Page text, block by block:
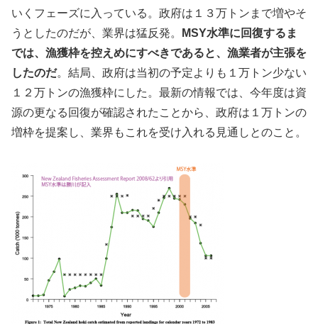
いくフェーズに入っている。政府は１３万トンまで増やそ
うとしたのだが、業界は猛反発。
MSY水準に回復するま
では、漁獲枠を控えめにすべきであると、漁業者が主張を
したのだ。結局、政府は当初の予定よりも１万トン少ない
１２万トンの漁獲枠にした。最新の情報では、今年度は資
源の更なる回復が確認されたことから、政府は１万トンの
増枠を提案し、業界もこれを受け入れる見通しとのこと。